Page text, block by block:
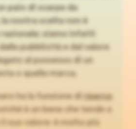
paio di scarpe da
nostra scelta non è
siamo infatti
pubblicità e dal valore
al possesso di un
o quella marca.
ha la funzione di
riserva
è un bene che tende a
il suo valore: è molto più